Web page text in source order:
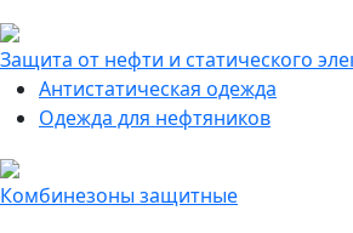
Защита от нефти и статического
Антистатическая одежда
Одежда для нефтяников
Комбинезоны защитные